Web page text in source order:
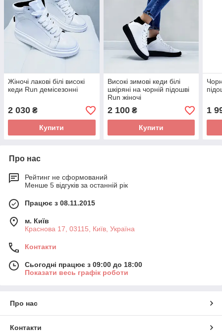
Жіночі лакові білі високі
кеди Run демісезонні
2 030 ₴
Купити
Високі зимові кеди білі
шкіряні на чорній підошві
Run жіночі
2 100₴
Купити
1
Про нас
Рейтинг не сформований
Менше 5 відгуків за останній рік
Працює з 08.11.2015
м. Київ
Краснова 17, 03115, Київ, Україна
Контакти
Сьогодні працює з 09:00 до 18:00
Показати весь графік роботи
Про нас
Контакти